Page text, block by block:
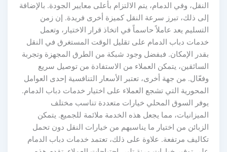
النقل، وفي الدمام، يتم الالتزام بأعلى معايير الجودة. بالإضافة
إلى ذلك، تبرز سرعة النقل كميزة أخرى فريدة. إن زمن
التسليم يعد عاملاً حاسماً في اتخاذ قرار الاختيار، وتعمل
خدمات دباب الدمام على تقليل الوقت المستغرق في النقل
بقدر الإمكان. فبفضل وجود شبكة من الطرق المجهزة وتجربة
السائقين، يتمكن العملاء من الاستفادة من توصيل سريع
وفعّال. من جهة أخرى، تعتبر الأسعار التنافسية إحدى العوامل
المحورية التي تشجع العملاء على اختيار خدمات دباب الدمام.
يوفر السوق المحلي خيارات متعددة تناسب مختلف
الميزانيات، مما يجعل هذه الخدمة ملائمة للجميع. يتمكن
الزبائن من اختيار ما يناسبهم من خيارات النقل دون تحمل
تكاليف مرتفعة. علاوة على ذلك، تعتمد خدمات دباب الدمام